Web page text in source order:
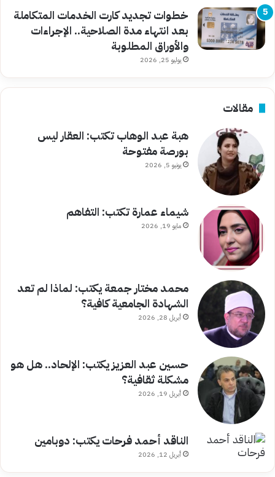
خطوات تجديد كارت الخدمات المتكاملة
بعد انتهاء مدة الصلاحية.. الإجراءات
والأوراق المطلوبة
يوليو 25, 2026
مقالات
هبة عبد الوهاب تكتب: العقار ليس
بورصة مفتوحة
يونيو 5, 2026
شيماء عمارة تكتب: التفاهم
مايو 19, 2026
محمد مختار جمعة يكتب: لماذا لم تعد
الشهادة الجامعية كافية؟
أبريل 28, 2026
حسين عبد العزيز يكتب: الإلحاد.. هل هو
مشكلة ثقافية؟
أبريل 19, 2026
الناقد أحمد فرحات يكتب: دوبامين
أبريل 12, 2026